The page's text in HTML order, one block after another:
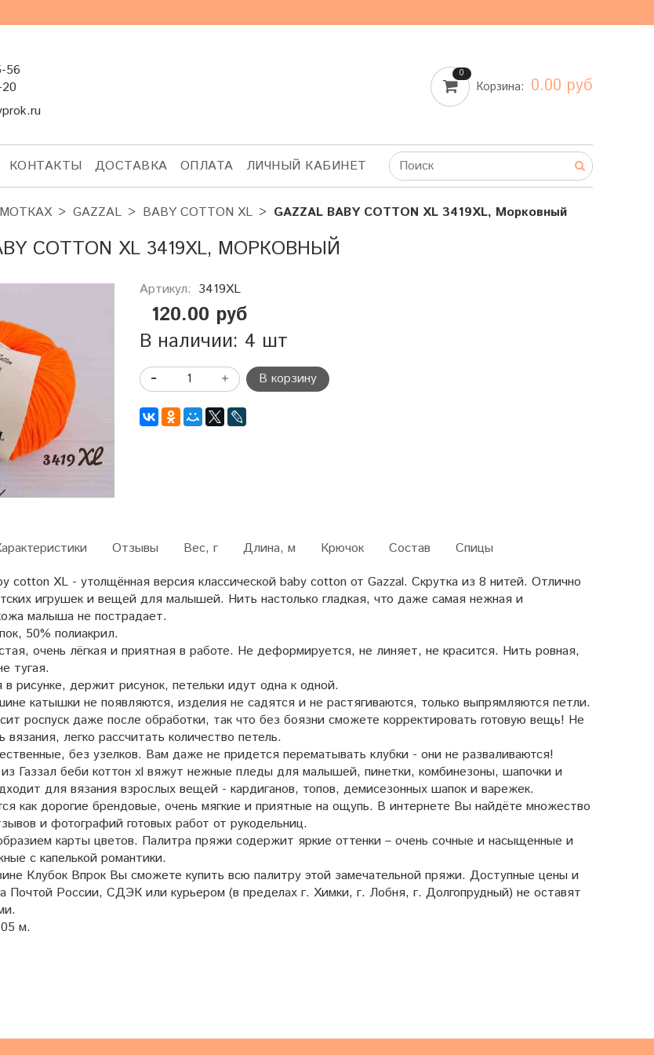
56
0
Корзина: 0.00 руб
КОНТАКТЫ ДОСТАВКА ОПЛАТА ЛИЧНЫЙ КАБИНЕТ
GAZZAL BABY COTTON XL GAZZAL BABY COTTON XL 3419XL, Морковный
COTTON XL 3419XL, МОРКОВНЫЙ
Артикул: 3419XL
120.00 руб
В наличии: 4 шт
В корзину
cotton XL - утолщённая версия классической baby cotton от Gazzal. Скрутка из 8 нитей. Отлично
игрушек и вещей для малышей. Нить настолько гладкая, что даже самая нежная и
малыша не пострадает.
50% полиакрил.
очень лёгкая и приятная в работе. Не деформируется, не линяет, не красится. Нить ровная,
тугая.
рисунке, держит рисунок, петельки идут одна к одной.
катышки не появляются, изделия не садятся и не растягиваются, только выпрямляются петли.
роспуск даже после обработки, так что без боязни сможете корректировать готовую вещь! Не
вязания, легко рассчитать количество петель.
без узелков. Вам даже не придется перематывать клубки - они не разваливаются!
Газзал беби коттон xl вяжут нежные пледы для малышей, пинетки, комбинезоны, шапочки и
для вязания взрослых вещей - кардиганов, топов, демисезонных шапок и варежек.
как дорогие брендовые, очень мягкие и приятные на ощупь. В интернете Вы найдёте множество
и фотографий готовых работ от рукодельниц.
карты цветов. Палитра пряжи содержит яркие оттенки – очень сочные и насыщенные и
с капелькой романтики.
Клубок Впрок Вы сможете купить всю палитру этой замечательной пряжи. Доступные цены и
Почтой России, СДЭК или курьером (в пределах г. Химки, г. Лобня, г. Долгопрудный) не оставят
м.
Отзывы Вес, г Длина, м Крючок Состав Спицы